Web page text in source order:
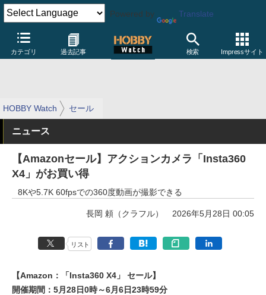
Powered by Translate
カテゴリ 過去記事 検索 Impressサイト
HOBBY Watch セール
ニュース
【Amazonセール】アクションカメラ「Insta360
X4」がお買い得
8Kや5.7K 60fpsでの360度動画が撮影できる
長岡 頼（クラフル） 2026年5月28日 00:05
リスト
【Amazon：「Insta360 X4」 セール】
開催期間：5月28日0時～6月6日23時59分